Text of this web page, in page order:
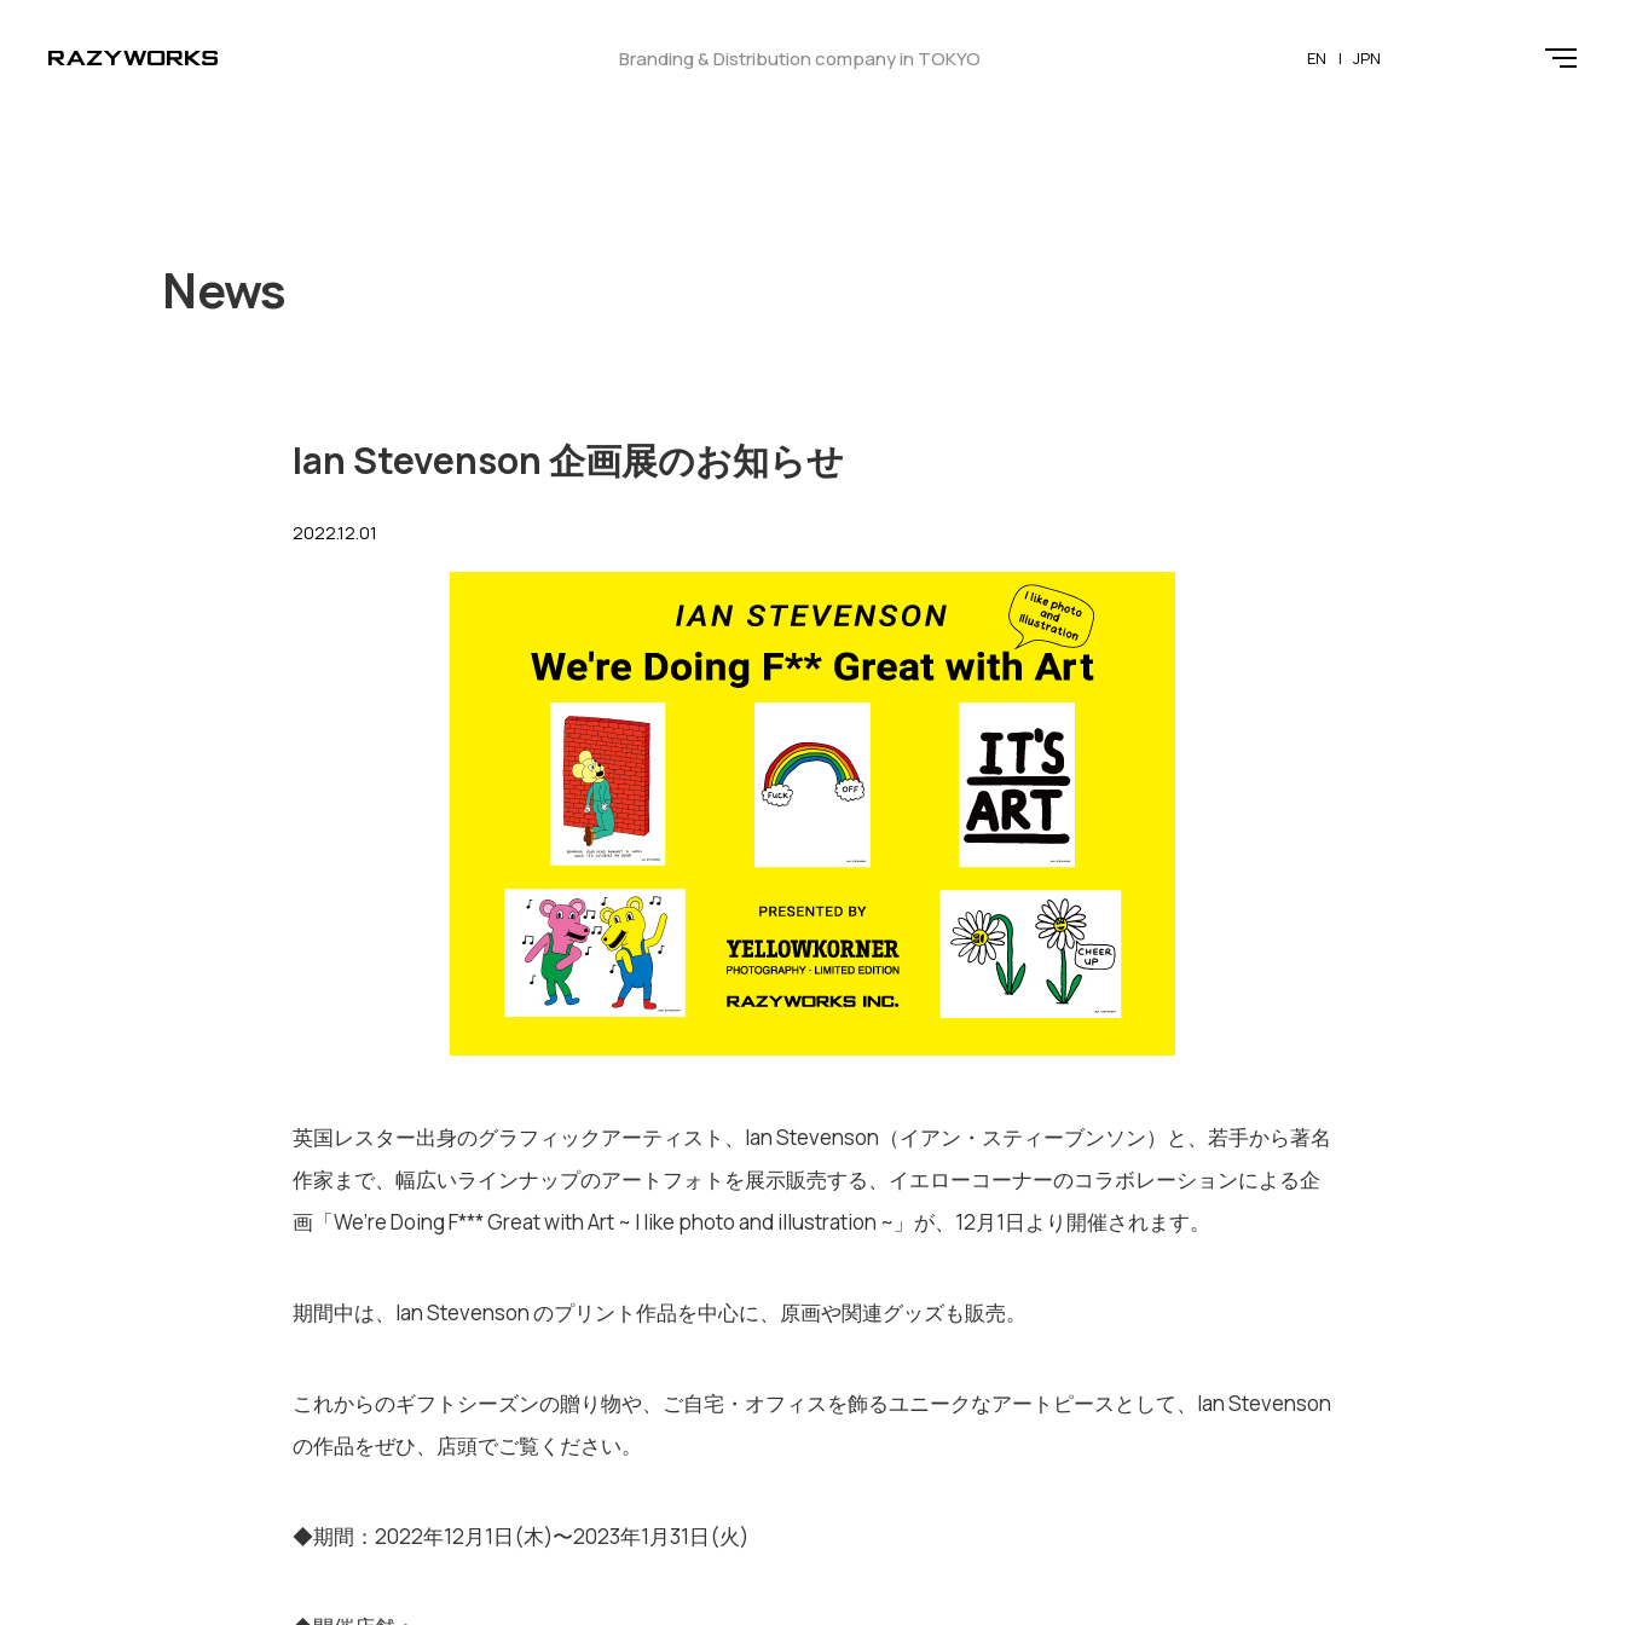
Branding & Distribution company in TOKYO
News
Ian Stevenson 企画展のお知らせ
2022.12.01
英国レスター出身のグラフィックアーティスト、Ian Stevenson（イアン・スティーブンソン）と、若手から著名
作家まで、幅広いラインナップのアートフォトを展示販売する、イエローコーナーのコラボレーションによる企
画「We’re Doing F*** Great with Art ~ I like photo and illustration ~ 」が、12月1日より開催されます。
期間中は、Ian Stevenson のプリント作品を中心に、原画や関連グッズも販売。
これからのギフトシーズンの贈り物や、ご自宅・オフィスを飾るユニークなアートピースとして、Ian Stevenson
の作品をぜひ、店頭でご覧ください。
◆期間：2022年12月1日(木)〜2023年1月31日(火)
EN JPN